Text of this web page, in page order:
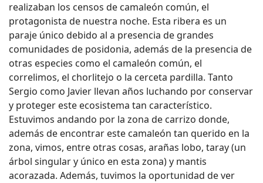
realizaban los censos de camaleón común, el
protagonista de nuestra noche. Esta ribera es un
paraje único debido al a presencia de grandes
comunidades de posidonia, además de la presencia de
otras especies como el camaleón común, el
correlimos, el chorlitejo o la cerceta pardilla. Tanto
Sergio como Javier llevan años luchando por conservar
y proteger este ecosistema tan característico.
Estuvimos andando por la zona de carrizo donde,
además de encontrar este camaleón tan querido en la
zona, vimos, entre otras cosas, arañas lobo, taray (un
árbol singular y único en esta zona) y mantis
acorazada. Además, tuvimos la oportunidad de ver